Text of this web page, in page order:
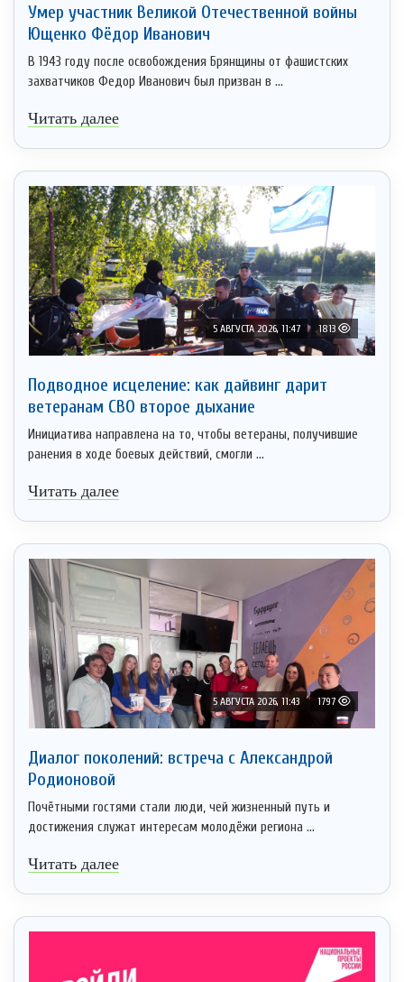
Умер участник Великой Отечественной войны
Ющенко Фёдор Иванович
В 1943 году после освобождения Брянщины от фашистских
захватчиков Федор Иванович был призван в ...
Читать далее
5 АВГУСТА 2026, 11:47 1813
Подводное исцеление: как дайвинг дарит
ветеранам СВО второе дыхание
Инициатива направлена на то, чтобы ветераны, получившие
ранения в ходе боевых действий, смогли ...
Читать далее
5 АВГУСТА 2026, 11:43 1797
Диалог поколений: встреча с Александрой
Родионовой
Почётными гостями стали люди, чей жизненный путь и
достижения служат интересам молодёжи региона ...
Читать далее